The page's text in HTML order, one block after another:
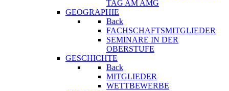
TAG AM AMG
GEOGRAPHIE
Back
FACHSCHAFTSMITGLIEDER
SEMINARE IN DER
OBERSTUFE
GESCHICHTE
Back
MITGLIEDER
WETTBEWERBE